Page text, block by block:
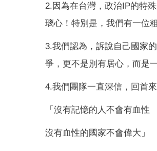
2.因為在台灣，政治IP的特
璃心！特別是，我們有一位
3.我們認為，訴說自己國家
爭，更不是別有居心，而是
4.我們團隊一直深信，回首
「沒有記憶的人不會有血性
沒有血性的國家不會偉大」